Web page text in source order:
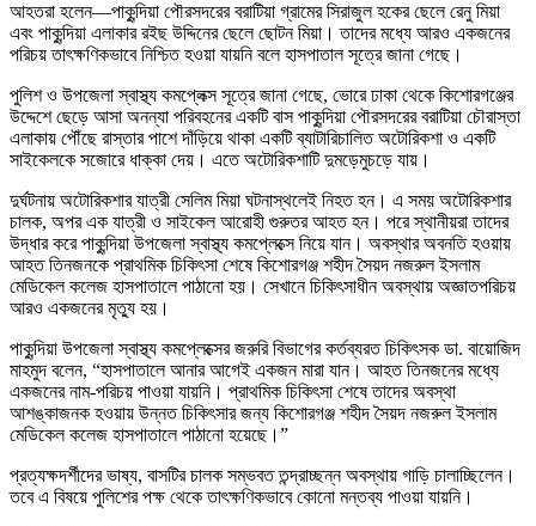
আহতরা হলেন—পাকুন্দিয়া পৌরসদরের বরাটিয়া গ্রামের সিরাজুল হকের ছেলে রেনু মিয়া
এবং পাকুন্দিয়া এলাকার রইছ উদ্দিনের ছেলে ছোটন মিয়া। তাদের মধ্যে আরও একজনের
পরিচয় তাৎক্ষণিকভাবে নিশ্চিত হওয়া যায়নি বলে হাসপাতাল সূত্রে জানা গেছে।
পুলিশ ও উপজেলা স্বাস্থ্য কমপ্লেক্স সূত্রে জানা গেছে, ভোরে ঢাকা থেকে কিশোরগঞ্জের
উদ্দেশে ছেড়ে আসা অনন্যা পরিবহনের একটি বাস পাকুন্দিয়া পৌরসদরের বরাটিয়া চৌরাস্তা
এলাকায় পৌঁছে রাস্তার পাশে দাঁড়িয়ে থাকা একটি ব্যাটারিচালিত অটোরিকশা ও একটি
সাইকেলকে সজোরে ধাক্কা দেয়। এতে অটোরিকশাটি দুমড়েমুচড়ে যায়।
দুর্ঘটনায় অটোরিকশার যাত্রী সেলিম মিয়া ঘটনাস্থলেই নিহত হন। এ সময় অটোরিকশার
চালক, অপর এক যাত্রী ও সাইকেল আরোহী গুরুতর আহত হন। পরে স্থানীয়রা তাদের
উদ্ধার করে পাকুন্দিয়া উপজেলা স্বাস্থ্য কমপ্লেক্সে নিয়ে যান। অবস্থার অবনতি হওয়ায়
আহত তিনজনকে প্রাথমিক চিকিৎসা শেষে কিশোরগঞ্জ শহীদ সৈয়দ নজরুল ইসলাম
মেডিকেল কলেজ হাসপাতালে পাঠানো হয়। সেখানে চিকিৎসাধীন অবস্থায় অজ্ঞাতপরিচয়
আরও একজনের মৃত্যু হয়।
পাকুন্দিয়া উপজেলা স্বাস্থ্য কমপ্লেক্সের জরুরি বিভাগের কর্তব্যরত চিকিৎসক ডা. বায়োজিদ
মাহমুদ বলেন, “হাসপাতালে আনার আগেই একজন মারা যান। আহত তিনজনের মধ্যে
একজনের নাম-পরিচয় পাওয়া যায়নি। প্রাথমিক চিকিৎসা শেষে তাদের অবস্থা
আশঙ্কাজনক হওয়ায় উন্নত চিকিৎসার জন্য কিশোরগঞ্জ শহীদ সৈয়দ নজরুল ইসলাম
মেডিকেল কলেজ হাসপাতালে পাঠানো হয়েছে।”
প্রত্যক্ষদর্শীদের ভাষ্য, বাসটির চালক সম্ভবত তন্দ্রাচ্ছন্ন অবস্থায় গাড়ি চালাচ্ছিলেন।
তবে এ বিষয়ে পুলিশের পক্ষ থেকে তাৎক্ষণিকভাবে কোনো মন্তব্য পাওয়া যায়নি।